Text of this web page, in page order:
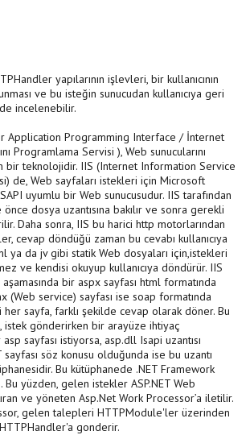
yapılarının işlevleri, bir kullanıcının
ve bu isteğin sunucudan kullanıcıya geri
incelenebilir.
Application Programming Interface / İnternet
Programlama Servisi ), Web sunucularını
bir teknolojidir. IIS (Internet Information Service
de, Web sayfaları istekleri için Microsoft
uyumlu bir Web sunucusudur. IIS tarafından
dosya uzantısına bakılır ve sonra gerekli
Daha sonra, IIS bu harici http motorlarından
cevap döndüğü zaman bu cevabı kullanıcıya
ya da jv gibi statik Web dosyaları için,istekleri
ve kendisi okuyup kullanıcıya döndürür. IIS
bir aspx sayfası html formatında
(Web service) sayfası ise soap formatında
her sayfa, farklı şekilde cevap olarak döner. Bu
istek gönderirken bir arayüze ihtiyaç
sayfası istiyorsa, asp.dll Isapi uzantısı
sayfası söz konusu olduğunda ise bu uzantı
Bu kütüphanede .NET Framework
Bu yüzden, gelen istekler ASP.NET Web
ve yöneten Asp.Net Work Processor’a iletilir.
gelen talepleri HTTPModule'ler üzerinden
gonderir.